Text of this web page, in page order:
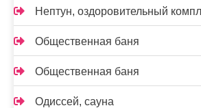
Нептун, оздоровительный
Общественная баня
Общественная баня
Одиссей, сауна